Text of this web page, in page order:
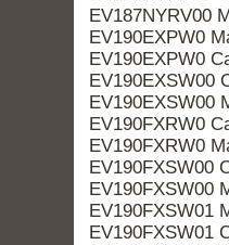
EV187NYRV00
EV190EXPW0
EV190EXPW0
EV190EXSW00
EV190EXSW00
EV190FXRW0
EV190FXRW0
EV190FXSW00
EV190FXSW00
EV190FXSW01
EV190FXSW01